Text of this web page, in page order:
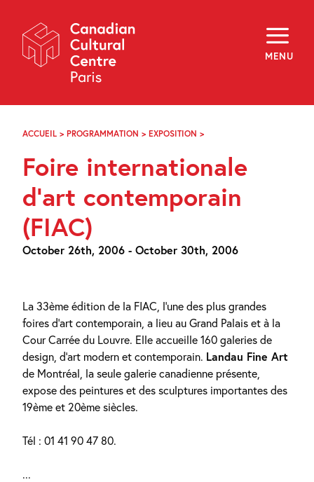
Navigation
MENU
About
Programming
Off-Site
Explore
Archives
f y
ACCUEIL > PROGRAMMATION > EXPOSITION >
CONTEMPORAIN
Foire internationale
d’art contemporain
(FIAC)
October 26th, 2006 - October 30th, 2006
La 33ème édition de la FIAC, l’une des plus grandes
foires d’art contemporain, a lieu au Grand Palais et à la
Cour Carrée du Louvre. Elle accueille 160 galeries de
design, d’art modern et contemporain. Landau Fine Art
de Montréal, la seule galerie canadienne présente,
expose des peintures et des sculptures importantes des
19ème et 20ème siècles.
Tél : 01 41 90 47 80.
...